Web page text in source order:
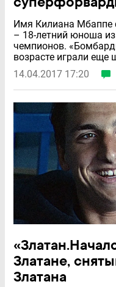
Имя Килиана Мбаппе
– 18-летний юноша
чемпионов.
возрасте играли
14.04.2017 17:20
Златане,
Златана